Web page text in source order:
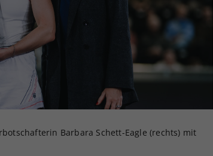
Barbara Schett-Eagle (rechts) mit
Ihrer vorgenommen Einstellungen, falls der
Webseiten-Betreiber dies eingestellt hat.